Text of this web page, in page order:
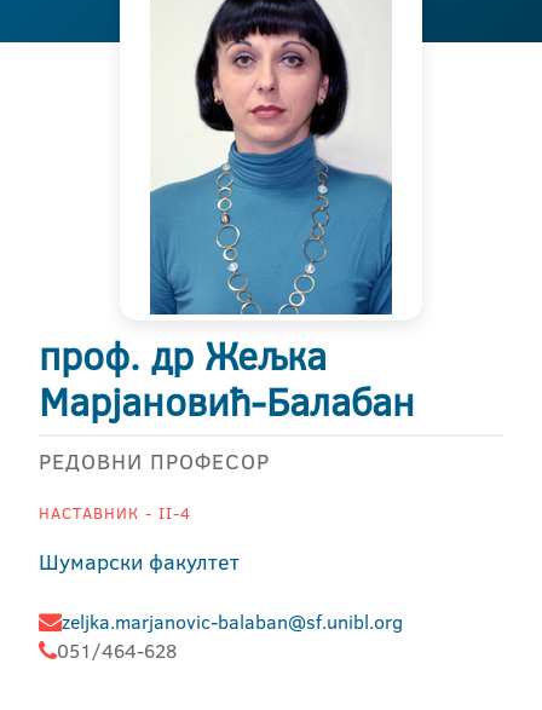
проф. др Жељка
Марјановић-Балабан
РЕДОВНИ ПРОФЕСОР
НАСТАВНИК - II-4
Шумарски факултет
zeljka.marjanovic-balaban@sf.unibl.org
051/464-628